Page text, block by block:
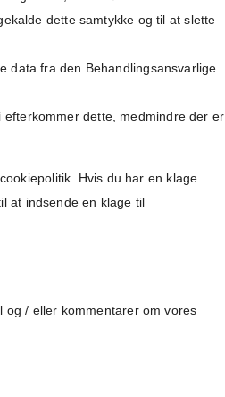
dette samtykke og til at slette
data fra den Behandlingsansvarlige
dette, medmindre der er
Hvis du har en klage
at indsende en klage til
/ eller kommentarer om vores